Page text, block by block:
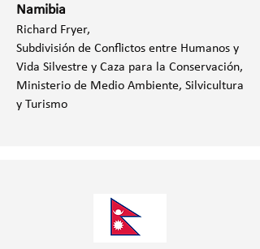
Namibia
Richard Fryer,
Subdivisión de Conflictos entre Humanos y
Vida Silvestre y Caza para la Conservación,
Ministerio de Medio Ambiente, Silvicultura
y Turismo